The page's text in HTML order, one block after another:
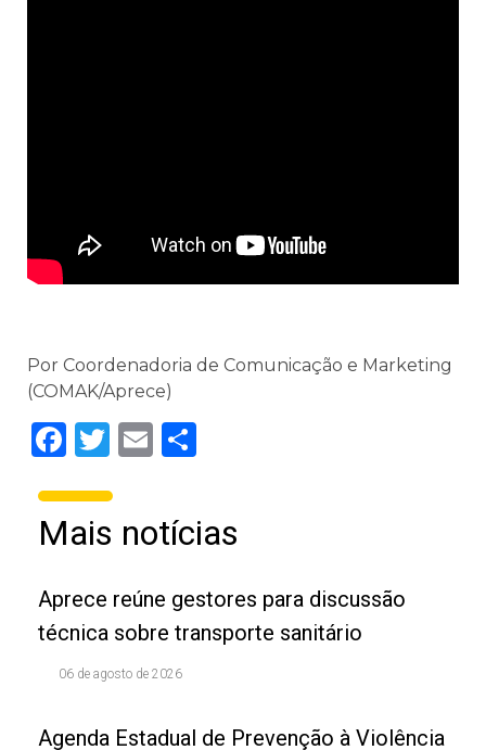
Por Coordenadoria de Comunicação e Marketing
(COMAK/Aprece)
Facebook
Twitter
Email
Mais notícias
Aprece reúne gestores para discussão
técnica sobre transporte sanitário
06 de agosto de 2026
Agenda Estadual de Prevenção à Violência